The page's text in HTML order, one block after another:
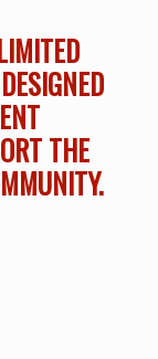
THE